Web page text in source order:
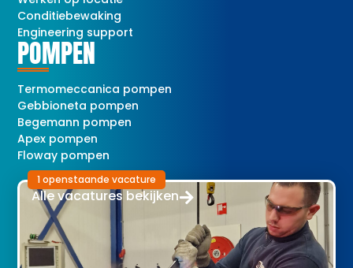
Conditiebewaking
Engineering support
POMPEN
Termomeccanica pompen
Gebbioneta pompen
Begemann pompen
Apex pompen
Floway pompen
Alle vacatures bekijken
1 openstaande vacature